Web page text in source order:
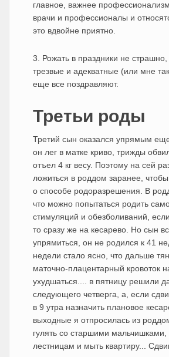
главное, важнее
врачи и профессионалы и
это вдвойне приятно.
3. Рожать в праздники не страшно,
трезвые и адекватные (или мне
еще все поздравляют.
Третьи роды
Третий сын оказался упрямым
он лег в матке криво, трижды
отъел 4 кг весу. Поэтому на сей
ложиться в роддом заранее,
о способе родоразрешения. В
что можно попытаться родить
стимуляций и обезболиваний, если
то сразу же на кесарево. Но сын
упрямиться, он не родился к 41
недели стало ясно, что дальше
маточно-плацентарный кровоток
ухудшаться.... в пятницу решили
следующего четверга, а, если
в 9 утра назначить плановое
выходные я отпросилась из
гулять со старшими мальчишками,
лестницам и мыть квартиру...